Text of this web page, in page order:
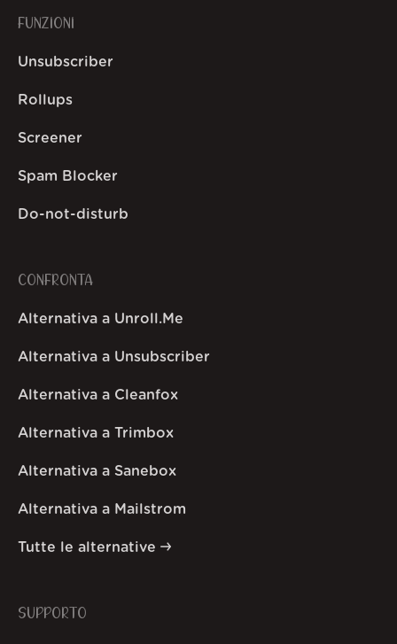
FUNZIONI
Unsubscriber
Rollups
Screener
Spam Blocker
Do-not-disturb
CONFRONTA
Alternativa a Unroll.Me
Alternativa a Unsubscriber
Alternativa a Cleanfox
Alternativa a Trimbox
Alternativa a Sanebox
Alternativa a Mailstrom
Tutte le alternative
SUPPORTO